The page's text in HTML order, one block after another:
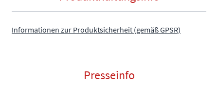
Informationen zur Produktsicherheit (gemäß GPSR)
Presseinfo